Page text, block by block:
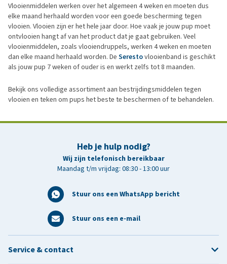
Vlooienmiddelen werken over het algemeen 4 weken en moeten dus
elke maand herhaald worden voor een goede bescherming tegen
vlooien. Vlooien zijn er het hele jaar door. Hoe vaak je jouw pup moet
ontvlooien hangt af van het product dat je gaat gebruiken. Veel
vlooienmiddelen, zoals vlooiendruppels, werken 4 weken en moeten
dan elke maand herhaald worden. De Serestovlooienband is geschikt
als jouw pup 7 weken of ouder is en werkt zelfs tot 8 maanden.
Bekijk ons volledige assortiment aan bestrijdingsmiddelen tegen
vlooien en teken om pups het beste te beschermen of te behandelen.
Heb je hulp nodig?
Wij zijn telefonisch bereikbaar
Maandag t/m vrijdag: 08:30 - 13:00 uur
Stuur ons een WhatsApp bericht
Stuur ons een e-mail
Service & contact